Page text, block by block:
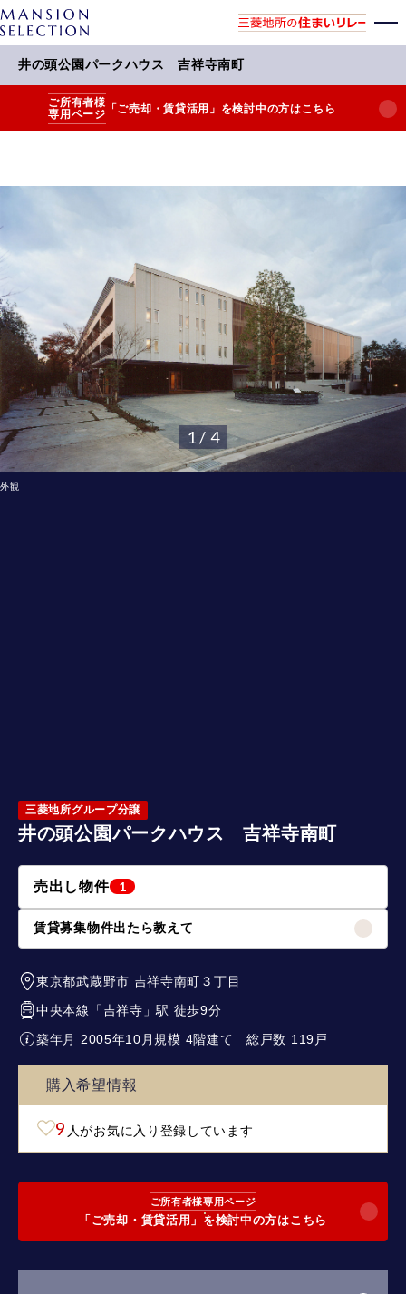
井の頭公園パークハウス 吉祥寺南町
ご所有者様
専用ページ 「ご売却・賃貸活用」を検討中の方はこちら
外観
1 / 4
三菱地所グループ分譲
井の頭公園パークハウス 吉祥寺南町
売出し物件 1
賃貸募集物件出たら教えて
東京都武蔵野市 吉祥寺南町３丁目
中央本線
「吉祥寺 」駅 徒歩9分
築年月 2005年10月規模 4階建て総戸数 119戸
購入希望情報
9 人がお気に入り登録しています
ご所有者様専用ページ
「ご売却・賃貸活用」を検討中の方はこちら